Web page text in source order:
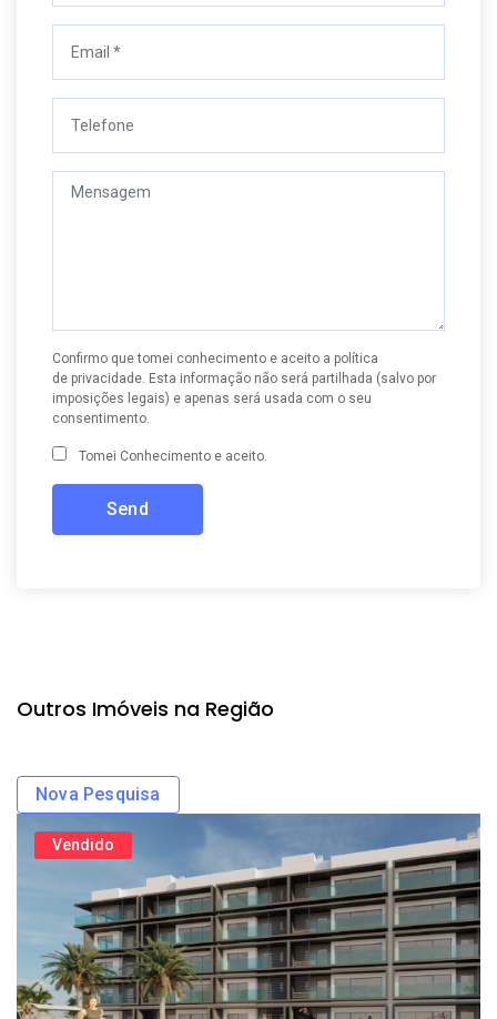
Confirmo que tomei conhecimento e aceito a política
de privacidade . Esta informação não será partilhada (salvo por
imposições legais) e apenas será usada com o seu
consentimento.
Tomei Conhecimento e aceito.
Outros Imóveis na Região
Nova Pesquisa
Vendido